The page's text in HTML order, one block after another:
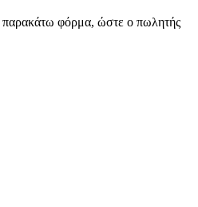
φόρμα, ώστε ο πωλητής